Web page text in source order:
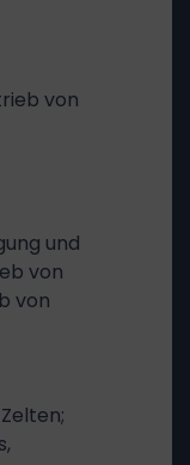
von
und
von
von